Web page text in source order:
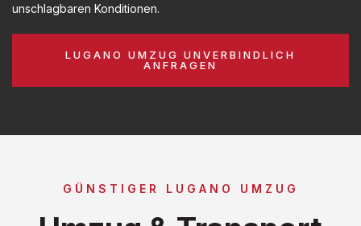
unschlagbaren Konditionen.
LUGANO UMZUG UNVERBINDLICH
ANFRAGEN
GÜNSTIGER LUGANO UMZUG